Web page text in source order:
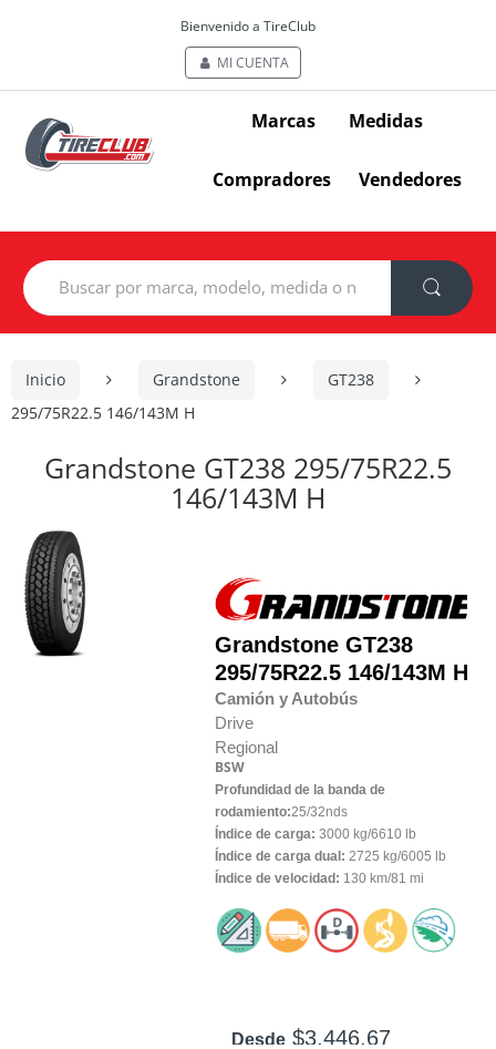
Bienvenido a TireClub
MI CUENTA
Marcas Medidas
Compradores Vendedores
Search
for:
Inicio Grandstone
GT238
295/75R22.5 146/143M H
Grandstone GT238 295/75R22.5
146/143M H
Grandstone GT238
295/75R22.5 146/143M H
Camión y Autobús
Drive
Regional
BSW
Profundidad de la banda de
rodamiento:25/32nds
Índice de carga: 3000 kg/6610 lb
Índice de carga dual: 2725 kg/6005 lb
Índice de velocidad: 130 km/81 mi
Desde $3,446.67